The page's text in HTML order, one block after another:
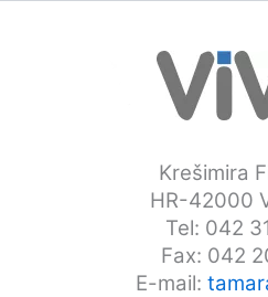
Krešimira
HR-42000
Tel: 042
Fax: 042
E-mail: